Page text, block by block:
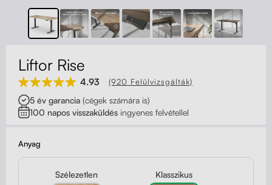
Kerekek
Zárható fiók
Fa monitor állványok
Deréktámaszok
Kapcsolat
Liftor Rise
4.93 (920 Felülvizsgálták)
5 év garancia (cégek számára is)
100 napos visszaküldés ingyenes felvétellel
Anyag
Szélezetlen Klasszikus